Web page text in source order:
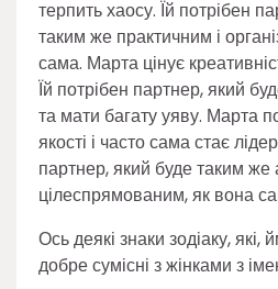
терпить хаосу. Їй потрібен
таким же практичним і
сама. Марта цінує
Їй потрібен партнер, який
та мати багату уяву. Марта
якості і часто сама стає
партнер, який буде таким же
цілеспрямованим, як вона
Ось деякі знаки зодіаку, які,
добре сумісні з жінками з